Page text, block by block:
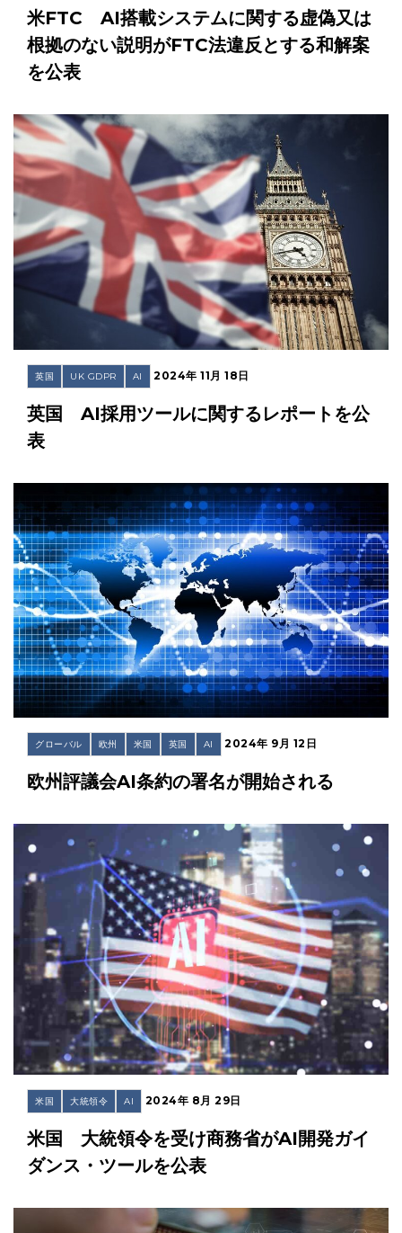
米FTC AI搭載システムに関する虚偽又は
根拠のない説明がFTC法違反とする和解案
を公表
英国 UK GDPR AI 2024年 11月 18日
英国 AI採用ツールに関するレポートを公
表
グローバル 欧州 米国 英国 AI 2024年 9月 12日
欧州評議会AI条約の署名が開始される
米国 大統領令 AI 2024年 8月 29日
米国 大統領令を受け商務省がAI開発ガイ
ダンス・ツールを公表